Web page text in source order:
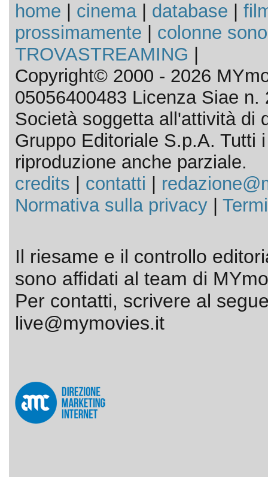
home cinema| database
prossimamente
colonne
TROVASTREAMING
Copyright© 2000 - 2026
05056400483 Licenza Siae n.
Società soggetta all'attività di
Gruppo Editoriale S.p.A. Tutti
riproduzione anche parziale.
credits
contatti
Normativa sulla privacy|
Il riesame e il controllo
sono affidati al team di
Per contatti, scrivere al
live@mymovies.it